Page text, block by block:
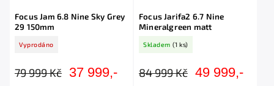
Focus Jam 6.8 Nine Sky Grey
29 150mm
Vyprodáno
79 999 Kč 37 999,-
Focus Jarifa2 6.7 Nine
Mineralgreen matt
Skladem (1 ks)
84 999 Kč 49 999,-